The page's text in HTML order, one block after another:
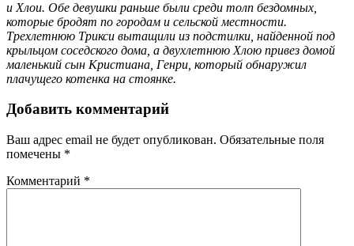
и Хлои. Обе девушки раньше были среди толп бездомных,
которые бродят по городам и сельской местности.
Трехлетнюю Трикси вытащили из подстилки, найденной под
крыльцом соседского дома, а двухлетнюю Хлою привез домой
маленький сын Кристиана, Генри, который обнаружил
плачущего котенка на стоянке.
Добавить комментарий
Ваш адрес email не будет опубликован. Обязательные поля
помечены *
Комментарий *